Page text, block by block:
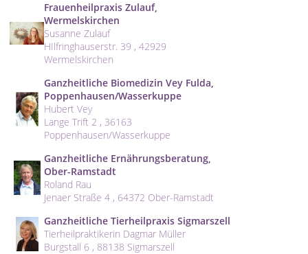
Frauenheilpraxis Zulauf,
Wermelskirchen
Susanne Zulauf
HIlfringhauserstr. 39 , 42929
Wermelskirchen
Ganzheitliche Biomedizin Vey Fulda,
Poppenhausen/Wasserkuppe
Hubert Vey
Lange Trift 2 , 36163
Poppenhausen/Wasserkuppe
Ganzheitliche Ernährungsberatung,
Ober-Ramstadt
Roland Rau
Jenaer Straße 4 , 64372 Ober-Ramstadt
Ganzheitliche Tierheilpraxis Sigmarszell
Tierheilpraktikerin Dagmar Müller
Burgstall 6 , 88138 Sigmarszell